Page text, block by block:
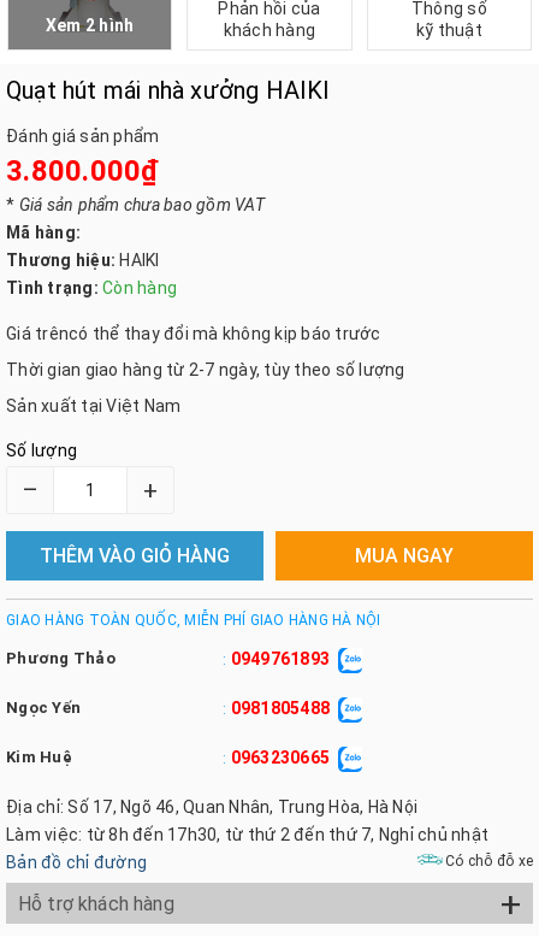
Xem 2 hình
Phản hồi của
khách hàng
Thông số
kỹ thuật
Quạt hút mái nhà xưởng HAIKI
Đánh giá sản phẩm
3.800.000₫
* Giá sản phẩm chưa bao gồm VAT
Mã hàng:
Thương hiệu: HAIKI
Tình trạng: Còn hàng
Giá trêncó thể thay đổi mà không kịp báo trước
Thời gian giao hàng từ 2-7 ngày, tùy theo số lượng
Sản xuất tại Việt Nam
Số lượng
– +
THÊM VÀO GIỎ HÀNG MUA NGAY
GIAO HÀNG TOÀN QUỐC, MIỄN PHÍ GIAO HÀNG HÀ NỘI
Phương Thảo : 0949761893
Ngọc Yến : 0981805488
Kim Huệ : 0963230665
Địa chỉ: Số 17, Ngõ 46, Quan Nhân, Trung Hòa, Hà Nội
Làm việc: từ 8h đến 17h30, từ thứ 2 đến thứ 7, Nghỉ chủ nhật
Bản đồ chỉ đường
Có chỗ đỗ xe
Hỗ trợ khách hàng +